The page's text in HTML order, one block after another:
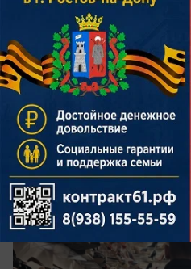
вчера в 21:30
Общество
На ростовском
прошли спецрейды
Там искали незаконных
брендов